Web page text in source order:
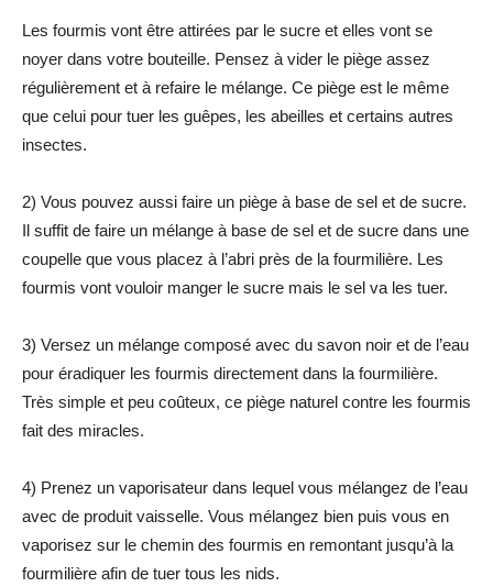
Les fourmis vont être attirées par le sucre et elles vont se
noyer dans votre bouteille. Pensez à vider le piège assez
régulièrement et à refaire le mélange. Ce piège est le même
que celui pour tuer les guêpes, les abeilles et certains autres
insectes.
2) Vous pouvez aussi faire un piège à base de sel et de sucre.
Il suffit de faire un mélange à base de sel et de sucre dans une
coupelle que vous placez à l’abri près de la fourmilière. Les
fourmis vont vouloir manger le sucre mais le sel va les tuer.
3) Versez un mélange composé avec du savon noir et de l’eau
pour éradiquer les fourmis directement dans la fourmilière.
Très simple et peu coûteux, ce piège naturel contre les fourmis
fait des miracles.
4) Prenez un vaporisateur dans lequel vous mélangez de l’eau
avec de produit vaisselle. Vous mélangez bien puis vous en
vaporisez sur le chemin des fourmis en remontant jusqu’à la
fourmilière afin de tuer tous les nids.